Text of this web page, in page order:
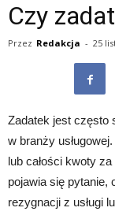
Czy
Przez Redakcja - 25
Zadatek jest często
w branży
lub całości kwoty
pojawia się pytanie,
rezygnacji z usługi